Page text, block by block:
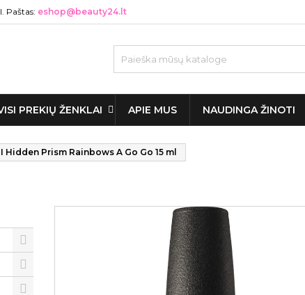
Paštas: eshop@beauty24.lt
PREKIŲ ŽENKLAI APIE MUS NAUDINGA ŽINOTI
Hidden Prism Rainbows A Go Go 15 ml